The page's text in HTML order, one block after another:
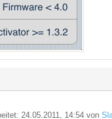
24.05.2011, 14:54 von